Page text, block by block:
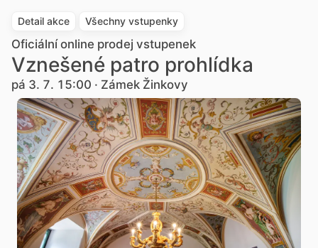
Detail akce Všechny vstupenky
Oficiální online prodej vstupenek
Vznešené patro prohlídka
pá 3. 7. 15:00 · Zámek Žinkovy